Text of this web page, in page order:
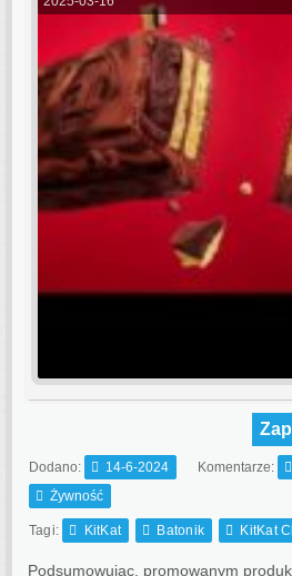
Dodano: 14-6-2024 Komentarze:
Żywność
Tagi: KitKat Batonik KitKat
Podsumowując, promowanym